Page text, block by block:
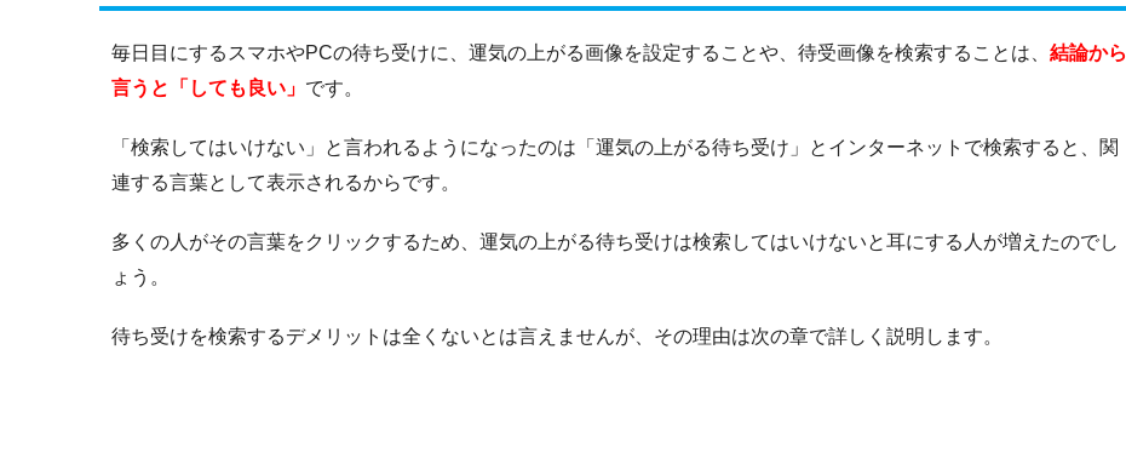
毎日目にするスマホやPCの待ち受けに、運気の上がる画像を設定することや、待受画像を検索することは、 結論から
言うと「しても良い」 です。
「検索してはいけない」と言われるようになったのは「運気の上がる待ち受け」とインターネットで検索すると、関
連する言葉として表示されるからです。
多くの人がその言葉をクリックするため、運気の上がる待ち受けは検索してはいけないと耳にする人が増えたのでし
ょう。
待ち受けを検索するデメリットは全くないとは言えませんが、その理由は次の章で詳しく説明します。